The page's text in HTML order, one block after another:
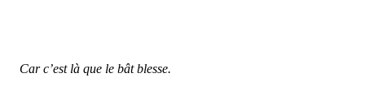
Car c’est là que le bât blesse.